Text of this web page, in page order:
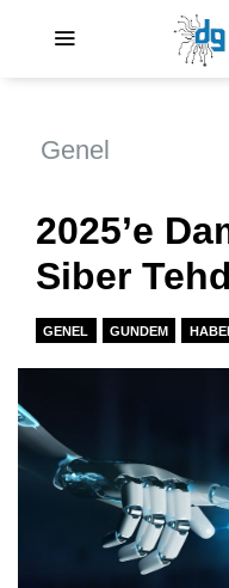
Genel
2025’e
Siber
GENEL GUNDEM